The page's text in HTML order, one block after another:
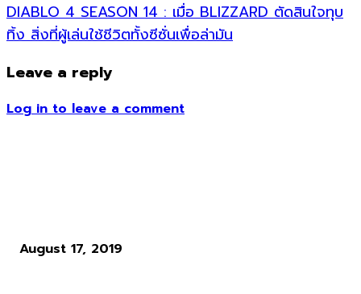
DIABLO 4 SEASON 14 : เมื่อ BLIZZARD ตัดสินใจทุบ
ทิ้ง สิ่งที่ผู้เล่นใช้ชีวิตทั้งซีซั่นเพื่อล่ามัน
Leave a reply
Log in to leave a comment
August 17, 2019